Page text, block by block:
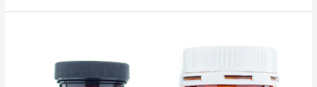
Astaxanthin-
SkinAstin